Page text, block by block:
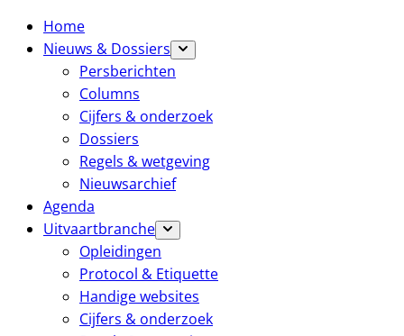
Home
Nieuws & Dossiers
Persberichten
Columns
Cijfers & onderzoek
Dossiers
Regels & wetgeving
Nieuwsarchief
Agenda
Uitvaartbranche
Opleidingen
Protocol & Etiquette
Handige websites
Cijfers & onderzoek